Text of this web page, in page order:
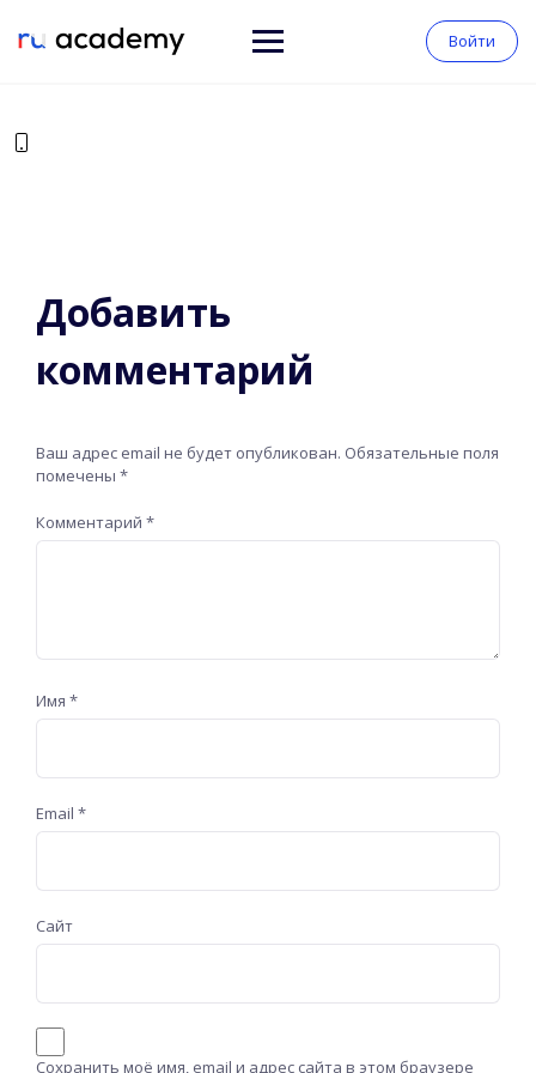
Войти
Добавить
комментарий
Ваш адрес email не будет опубликован. Обязательные поля
помечены *
Комментарий *
Имя *
Email *
Сайт
Сохранить моё имя, email и адрес сайта в этом браузере